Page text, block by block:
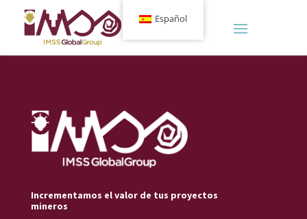
Incrementamos el valor de tus proyectos
mineros
Español